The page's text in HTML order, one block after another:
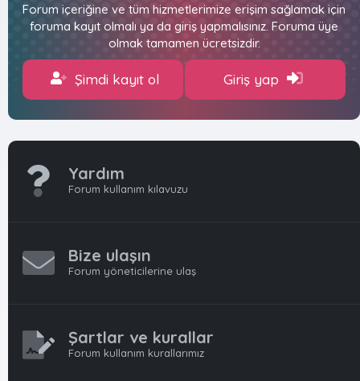
Forum içeriğine ve tüm hizmetlerimize erişim sağlamak için
foruma kayıt olmalı ya da giriş yapmalısınız. Foruma üye
olmak tamamen ücretsizdir.
Şimdi kayıt ol Giriş yap
Yardım
Forum kullanım kılavuzu
Bize ulaşın
Forum yöneticilerine ulaş
Şartlar ve kurallar
Forum kullanım kurallarımız